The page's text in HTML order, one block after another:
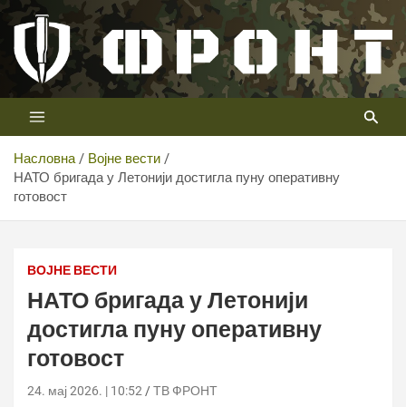
Скип
цонтент
Телевизија ФРОНТ
Први војни канал у Србији
Насловна
Војне вести
НАТО бригада у Летонији достигла пуну оперативну
готовост
ВОЈНЕ ВЕСТИ
НАТО бригада у Летонији
достигла пуну оперативну
готовост
24. мај 2026. | 10:52 ТВ ФРОНТ